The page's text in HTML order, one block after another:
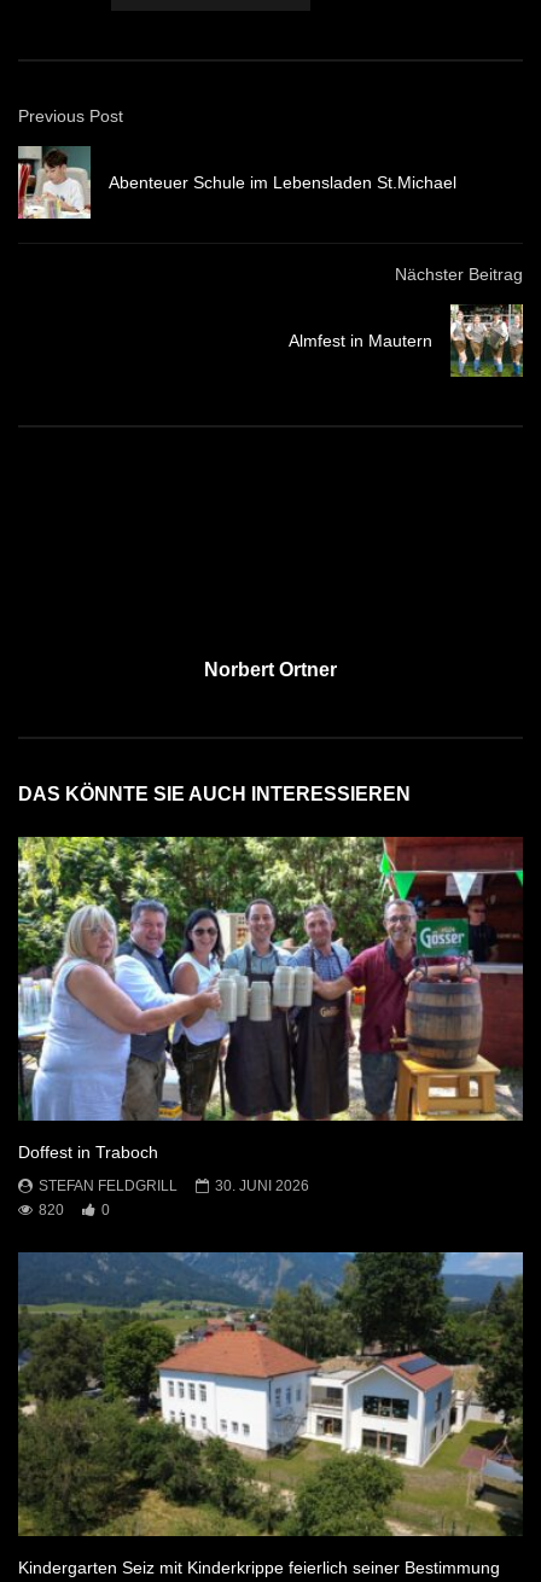
Previous Post
Abenteuer Schule im Lebensladen St.Michael
Nächster Beitrag
Almfest in Mautern
Norbert Ortner
DAS KÖNNTE SIE AUCH INTERESSIEREN
Doffest in Traboch
STEFAN FELDGRILL
30. JUNI 2026
820
0
Kindergarten Seiz mit Kinderkrippe feierlich seiner Bestimmung